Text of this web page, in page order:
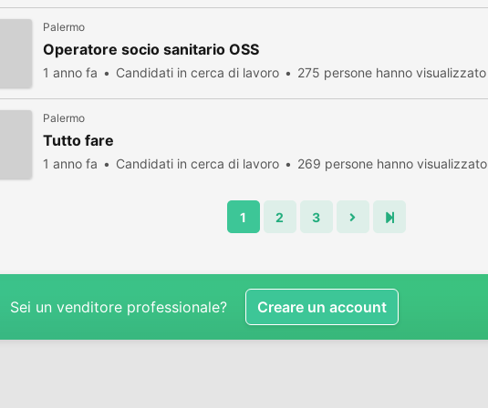
Palermo
Operatore socio sanitario OSS
1 anno fa Candidati in cerca di lavoro 275 persone hanno visualizzato
Palermo
Tutto fare
1 anno fa Candidati in cerca di lavoro 269 persone hanno visualizzato
1 2 3
Sei un venditore professionale? Creare un account